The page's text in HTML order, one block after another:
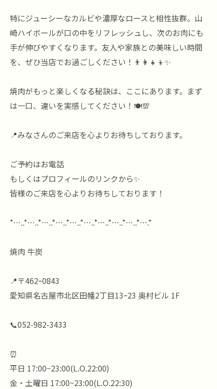
特にジューシーなカルビや濃厚なロースと相性抜群。山
崎ハイボールが口の中をリフレッシュし、次のお肉にも
手が伸びやすくなります。友人や家族との美味しい時間
を、ぜひ当店でお過ごしください！👨‍👩‍👧‍👦✨
焼肉がもっと楽しくなる秘訣は、ここにあります。まず
は一口、違いを実感してください！🍽️💯
📍みなさんのご来店を心よりお待ちしております。
ご予約はお電話
もしくはプロフィールのリンクから✨
皆様のご来店を心よりお待ちしております！
*…..*…..*…..*…..*…..*…..*…..*…..*…..*….*
焼肉 牛炭
📍〒462ｰ0843
愛知県名古屋市北区田幡2丁目13ｰ23 奥村ビル 1F
📞052-982-3433
⏰
平日 17:00~23:00(L.O.22:00)
金・土曜日 17:00~23:00(L.O.22:30)